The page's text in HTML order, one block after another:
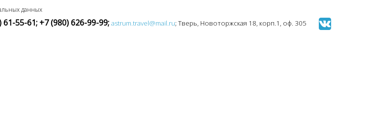
данных
55-61; +7 (980) 626-99-99; astrum.travel@mail.ru; Тверь, Новоторжская 18, корп.1, оф. 305